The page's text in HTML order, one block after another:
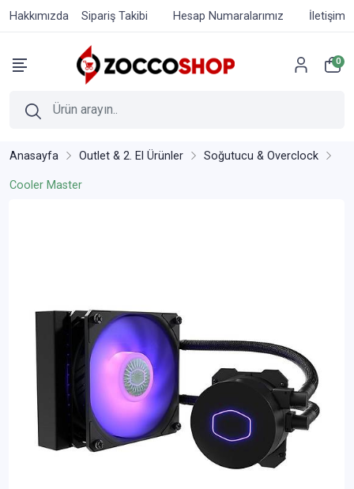
Hakkımızda Sipariş Takibi Hesap Numaralarımız İletişim
0
Anasayfa Outlet & 2. El Ürünler Soğutucu & Overclock
Cooler Master